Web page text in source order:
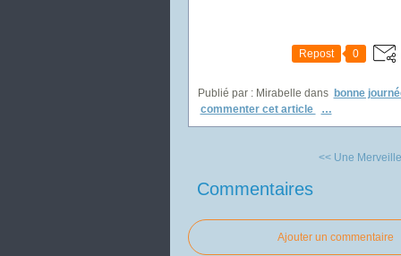
Repost 0
Publié par : Mirabelle dans bonne
commenter cet article
…
<< Une
Commentaires
Ajouter un commentaire